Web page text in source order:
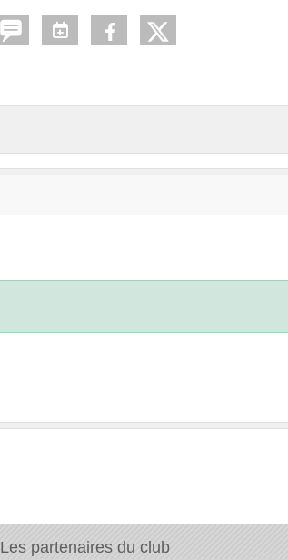
Les partenaires du club